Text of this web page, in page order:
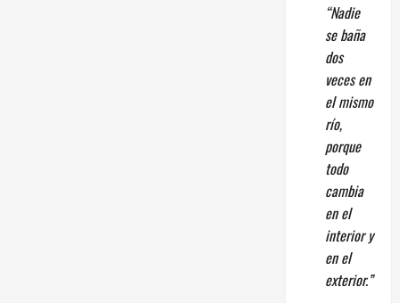
“Nadie
se baña
dos
veces en
el mismo
río,
porque
todo
cambia
en el
interior y
en el
exterior.”